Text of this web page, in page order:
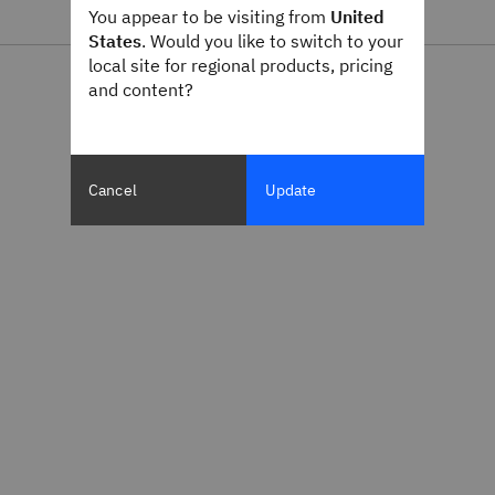
You appear to be visiting from United
States. Would you like to switch to your
local site for regional products, pricing
and content?
Cancel Update